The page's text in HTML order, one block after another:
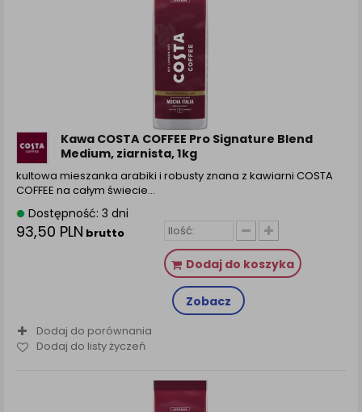
Kawa COSTA COFFEE Pro Signature Blend
Medium, ziarnista, 1kg
kultowa mieszanka arabiki i robusty znana z kawiarni COSTA
COFFEE na całym świecie…
Dostępność: 3 dni
93,50 PLN brutto
Dodaj do koszyka
Zobacz
Dodaj do porównania
Dodaj do listy życzeń